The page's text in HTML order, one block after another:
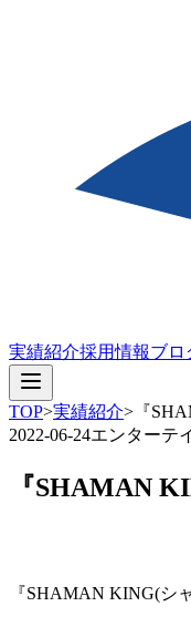
実績紹介採用情報ブロ
TOP>実績紹介> 『
2022-06-24エンターテ
『SHAMAN
『SHAMAN KING(シ